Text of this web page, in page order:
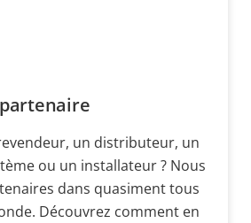
un distributeur, un
ou un installateur ? Nous
dans quasiment tous
Découvrez comment en